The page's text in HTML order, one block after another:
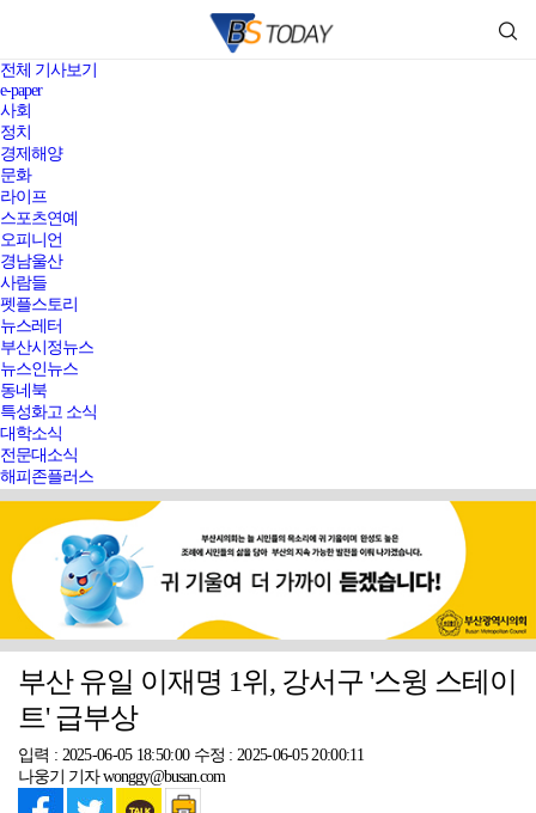
전체 기사보기
e-paper
사회
정치
경제해양
문화
라이프
스포츠연예
오피니언
경남울산
사람들
펫플스토리
뉴스레터
부산시정뉴스
뉴스인뉴스
동네북
특성화고 소식
대학소식
전문대소식
해피존플러스
부산 유일 이재명 1위, 강서구 '스윙 스테이
트' 급부상
입력 : 2025-06-05 18:50:00 수정 : 2025-06-05 20:00:11
나웅기 기자 wonggy@busan.com